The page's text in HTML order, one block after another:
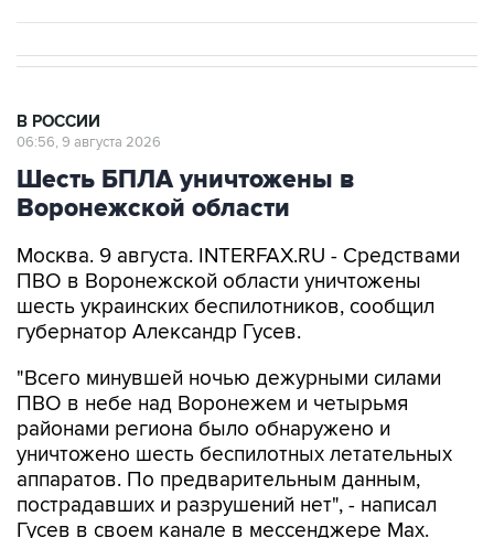
В РОССИИ
06:56, 9 августа 2026
Шесть БПЛА уничтожены в
Воронежской области
Москва. 9 августа. INTERFAX.RU - Средствами
ПВО в Воронежской области уничтожены
шесть украинских беспилотников, сообщил
губернатор Александр Гусев.
"Всего минувшей ночью дежурными силами
ПВО в небе над Воронежем и четырьмя
районами региона было обнаружено и
уничтожено шесть беспилотных летательных
аппаратов. По предварительным данным,
пострадавших и разрушений нет", - написал
Гусев в своем канале в мессенджере Max.